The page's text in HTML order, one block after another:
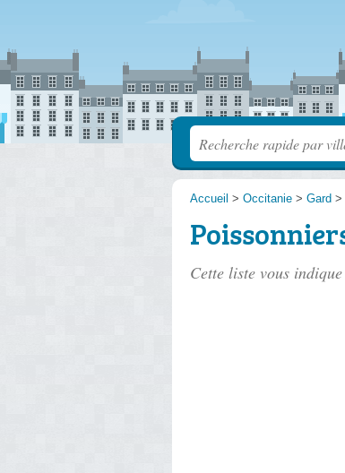
Accueil > Occitanie > Gard >
Cette liste vous